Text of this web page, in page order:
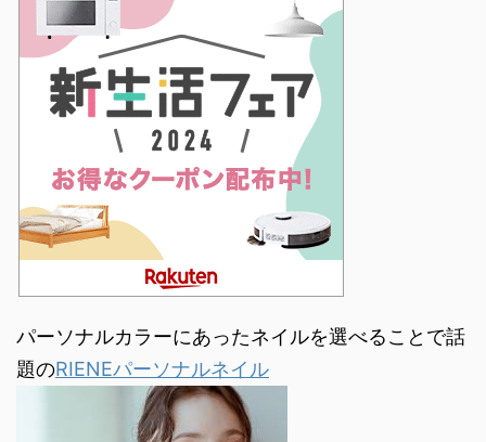
パーソナルカラーにあったネイルを選べることで話
題のRIENEパーソナルネイル